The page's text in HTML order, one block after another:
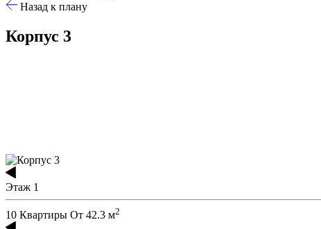
Назад к плану
Корпус 3
Этаж 1
10 Квартиры От 42.3 м2